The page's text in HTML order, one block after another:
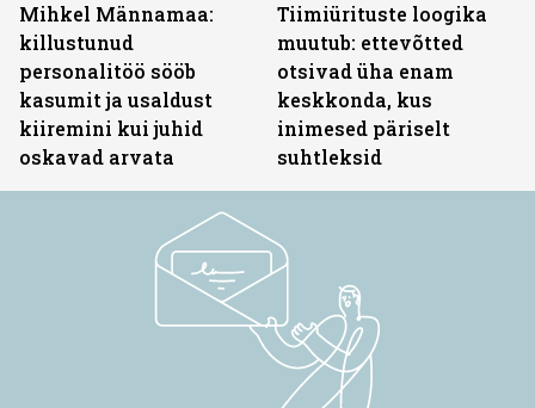
Mihkel Männamaa:
killustunud
personalitöö sööb
kasumit ja usaldust
kiiremini kui juhid
oskavad arvata
Tiimiürituste loogika
muutub: ettevõtted
otsivad üha enam
keskkonda, kus
inimesed päriselt
suhtleksid